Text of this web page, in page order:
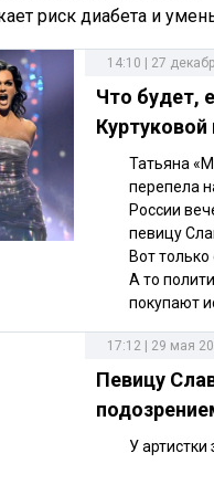
риск диабета и
14:10 | 27
Что будет,
Татьяна
перепела
России
певицу
Вот
А то
покупают
17:12 | 29 мая
Певицу
У артистки